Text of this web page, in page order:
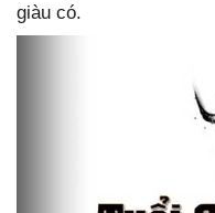
giàu có.